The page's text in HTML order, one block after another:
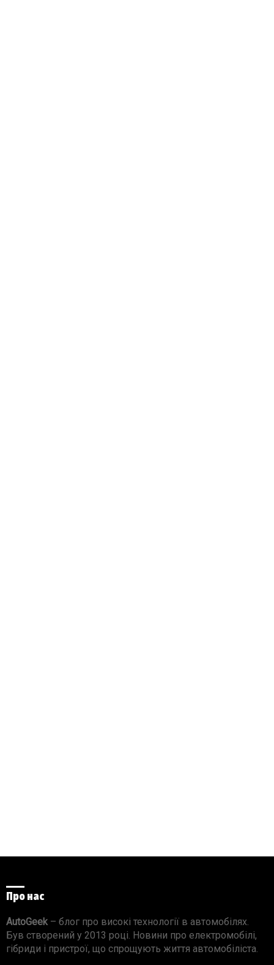
Про нас
AutoGeek– блог про високі технології в автомобілях.
Був створений у 2013 році. Новини про електромобілі,
гібриди і пристрої, що спрощують життя автомобіліста.